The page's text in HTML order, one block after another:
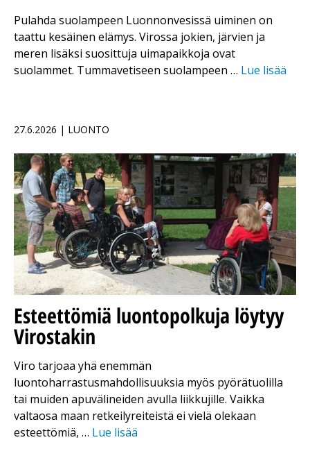
Pulahda suolampeen Luonnonvesissä uiminen on
taattu kesäinen elämys. Virossa jokien, järvien ja
meren lisäksi suosittuja uimapaikkoja ovat
suolammet. Tummavetiseen suolampeen … Lue lisää
27.6.2026 | LUONTO
Esteettömiä luontopolkuja löytyy
Virostakin
Viro tarjoaa yhä enemmän
luontoharrastusmahdollisuuksia myös pyörätuolilla
tai muiden apuvälineiden avulla liikkujille. Vaikka
valtaosa maan retkeilyreiteistä ei vielä olekaan
esteettömiä, … Lue lisää